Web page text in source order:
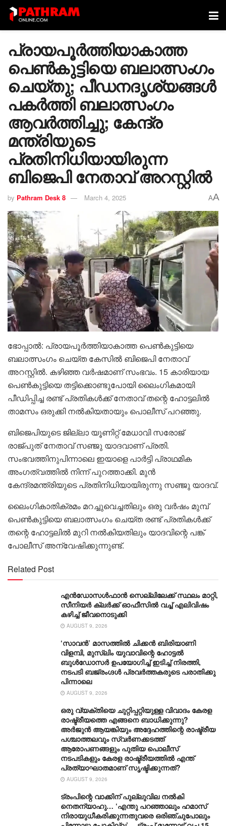
പ്രായപൂര്‍ത്തിയാകാത്ത
പെണ്‍കുട്ടിയെ ബലാത്സംഗം
ചെയ്തു; പീഡനദൃശ്യങ്ങള്‍
പകര്‍ത്തി ബലാത്സംഗം
ആവര്‍ത്തിച്ചു; കേന്ദ്ര
മന്ത്രിയുടെ
പ്രതിനിധിയായിരുന്ന
ബിജെപി നേതാവ് അറസ്റ്റില്‍
by Pathram Desk 8 March 4, 2025 AA
ഭോപ്പാല്‍: പ്രായപൂര്‍ത്തിയാകാത്ത പെണ്‍കുട്ടിയെ
ബലാത്സംഗം ചെയ്ത കേസില്‍ ബിജെപി നേതാവ്
അറസ്റ്റില്‍. കഴിഞ്ഞ വര്‍ഷമാണ് സംഭവം. 15 കാരിയായ
പെണ്‍കുട്ടിയെ തട്ടിക്കൊണ്ടുപോയി ലൈംഗികമായി
പീഡിപ്പിച്ച രണ്ട് പ്രതികള്‍ക്ക് നേതാവ് തന്റെ ഹോട്ടലില്‍
താമസം ഒരുക്കി നല്‍കിയതായും പൊലീസ് പറഞ്ഞു.
ബിജെപിയുടെ ജില്ലാ യൂണിറ്റ് മേധാവി സരോജ്
രാജ്പുത് നേതാവ് സഞ്ജു യാദവാണ് പ്രതി.
സംഭവത്തിനുപിന്നാലെ ഇയാളെ പാര്‍ട്ടി പ്രാഥമിക
അംഗത്വത്തില്‍ നിന്ന് പുറത്താക്കി. മുന്‍
കേന്ദ്രമന്ത്രിയുടെ പ്രതിനിധിയായിരുന്നു സഞ്ജു യാദവ്.
ലൈംഗികാതിക്രമം മറച്ചുവെച്ചതിലും ഒരു വര്‍ഷം മുമ്പ്
പെണ്‍കുട്ടിയെ ബലാത്സംഗം ചെയ്ത രണ്ട് പ്രതികള്‍ക്ക്
തന്റെ ഹോട്ടലില്‍ മുറി നല്‍കിയതിലും യാദവിന്റെ പങ്ക്
പോലീസ് അന്വേഷിക്കുന്നുണ്ട്.
Related Post
എൻഡോസൾഫാൻ സെല്ലിലേക്ക് സ്ഥലം മാറ്റി,
സീനിയർ ക്ലർക്ക് ഓഫീസിൽ വച്ച് എലിവിഷം
കഴിച്ച് ജീവനൊടുക്കി
AUGUST 9, 2026
‘സാവന്‍’ മാസത്തില്‍ ചിക്കന്‍ ബിരിയാണി
വിളമ്പി, മുസ്ലിം യുവാവിന്റെ ഹോട്ടല്‍
ബുൾഡോസർ ഉപയോഗിച്ച് ഇടിച്ച് നിരത്തി,
നടപടി ബജ്‌രംഗ്ദള്‍ പ്രവര്‍ത്തകരുടെ പരാതിക്കു
പിന്നാലെ
AUGUST 9, 2026
ഒരു വ്യക്തിയെ ചുറ്റിപ്പറ്റിയുള്ള വിവാദം കേരള
രാഷ്ട്രീയത്തെ എങ്ങനെ ബാധിക്കുന്നു?
അർജുൻ ആയങ്കിയും അദ്ദേഹത്തിന്റെ രാഷ്ട്രീയ
പശ്ചാത്തലവും സ്വർണക്കടത്ത്
ആരോപണങ്ങളും പുതിയ പൊലീസ്
നടപടികളും കേരള രാഷ്ട്രീയത്തിൽ എന്ത്
പ്രത്യാഘാതമാണ് സൃഷ്ടിക്കുന്നത്?
AUGUST 9, 2026
ട്രംപിന്റെ വാക്കിന് പുല്ലുവില നൽകി
നെതന്യാഹു… ‘എന്തു പറഞ്ഞാലും ഹമാസ്
നിരായുധീകരിക്കുന്നതുവരെ ഒരിഞ്ചുപോലും